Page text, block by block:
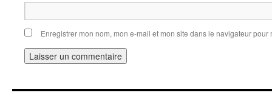
Enregistrer mon nom, mon e-mail et mon site dans le navigateur